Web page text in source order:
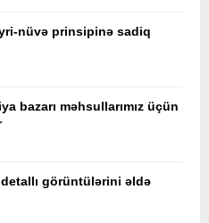
nüvə prinsipinə sadiq
bazarı məhsullarımız üçün
görüntülərini əldə